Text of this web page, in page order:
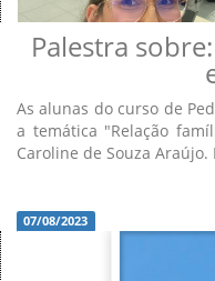
Palestra
As alunas do curso de
a temática "Relação
Caroline de Souza Araújo.
07/08/2023